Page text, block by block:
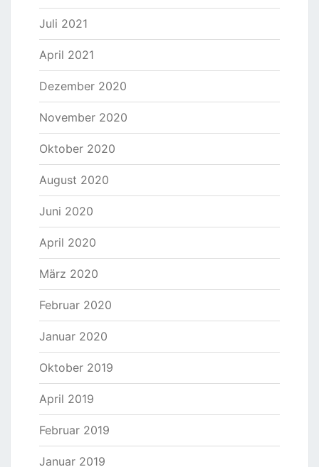
Juli 2021
April 2021
Dezember 2020
November 2020
Oktober 2020
August 2020
Juni 2020
April 2020
März 2020
Februar 2020
Januar 2020
Oktober 2019
April 2019
Februar 2019
Januar 2019